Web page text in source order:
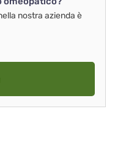
nostra azienda è